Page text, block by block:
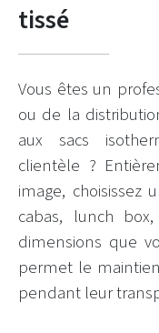
tissé
Vous êtes un
ou de la
aux sacs
clientèle ?
image,
cabas, lunch
dimensions que
permet le
pendant leur